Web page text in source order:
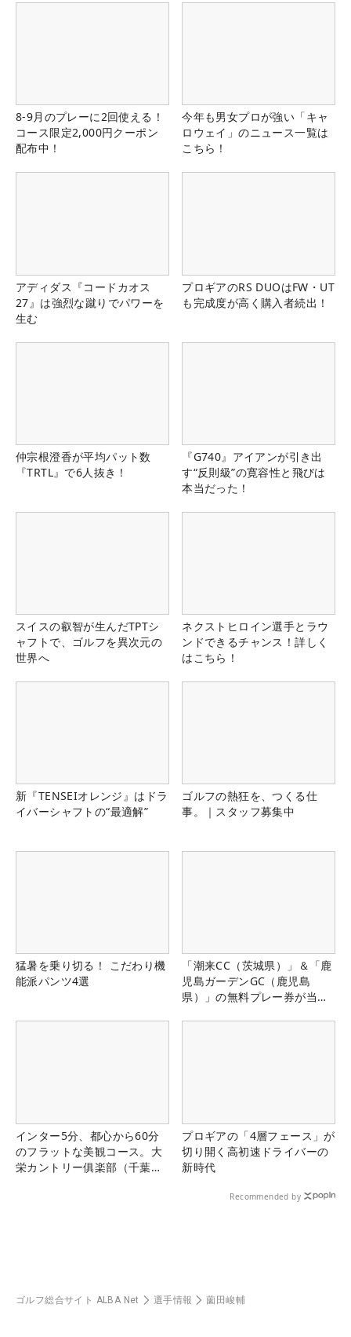
8-9月のプレーに2回使える！
コース限定2,000円クーポン
配布中！
今年も男女プロが強い「キャ
ロウェイ」のニュース一覧は
こちら！
アディダス『コードカオス
27』は強烈な蹴りでパワーを
生む
プロギアのRS DUOはFW・UT
も完成度が高く購入者続出！
仲宗根澄香が平均パット数
『TRTL』で6人抜き！
『G740』アイアンが引き出
す“反則級”の寛容性と飛びは
本当だった！
スイスの叡智が生んだTPTシ
ャフトで、ゴルフを異次元の
世界へ
ネクストヒロイン選手とラウ
ンドできるチャンス！詳しく
はこちら！
新『TENSEIオレンジ』はドラ
イバーシャフトの“最適解”
ゴルフの熱狂を、つくる仕
事。｜スタッフ募集中
猛暑を乗り切る！ こだわり機
能派パンツ4選
「潮来CC（茨城県）」＆「鹿
児島ガーデンGC（鹿児島
県）」の無料プレー券が当た
インター5分、都心から60分
のフラットな美観コース。大
栄カントリー俱楽部（千葉
プロギアの「4層フェース」が
切り開く高初速ドライバーの
新時代
Recommended by
ゴルフ総合サイト ALBA Net 選手情報 薗田峻輔